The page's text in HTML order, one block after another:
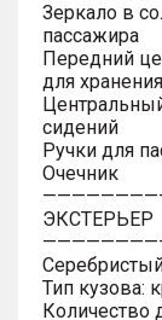
Зеркало в
пассажира
Передний
для хранения
сидений
Ручки для
Очечник
ЭКСТЕРЬЕР
Тип кузова:
Количество